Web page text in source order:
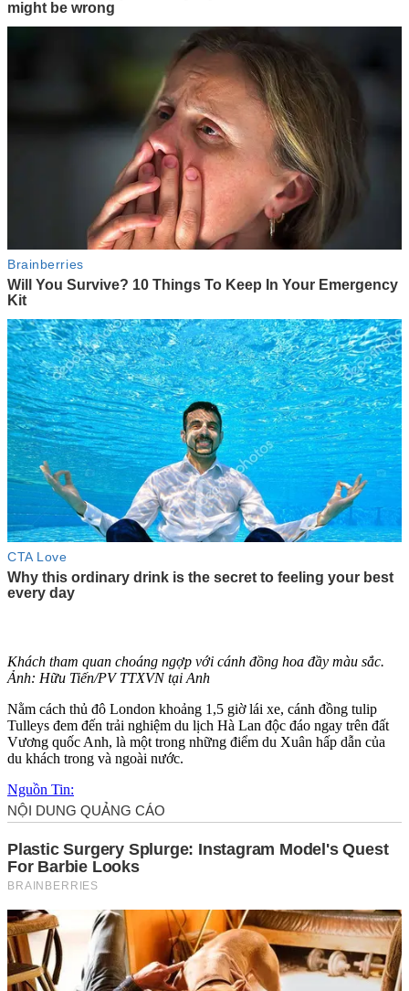
Khách tham quan choáng ngợp với cánh đồng hoa đầy màu sắc.
Ảnh: Hữu Tiến/PV TTXVN tại Anh
Nằm cách thủ đô London khoảng 1,5 giờ lái xe, cánh đồng tulip
Tulleys đem đến trải nghiệm du lịch Hà Lan độc đáo ngay trên đất
Vương quốc Anh, là một trong những điểm du Xuân hấp dẫn của
du khách trong và ngoài nước.
Nguồn Tin: